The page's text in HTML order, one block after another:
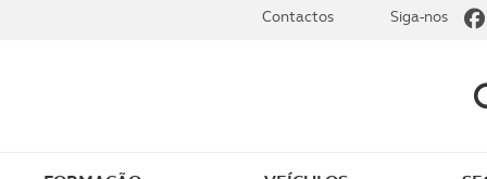
Contactos Siga-nos